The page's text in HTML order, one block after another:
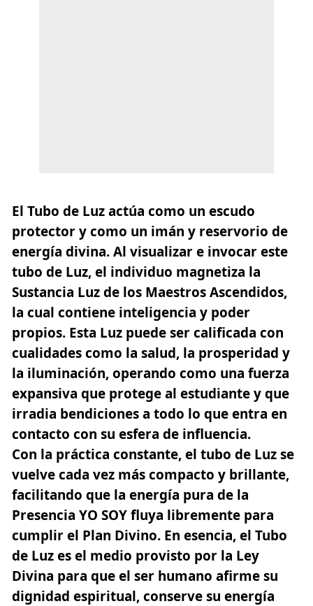
El Tubo de Luz actúa como un escudo
protector y como un imán y reservorio de
energía divina. Al visualizar e invocar este
tubo de Luz, el individuo magnetiza la
Sustancia Luz de los Maestros Ascendidos,
la cual contiene inteligencia y poder
propios. Esta Luz puede ser calificada con
cualidades como la salud, la prosperidad y
la iluminación, operando como una fuerza
expansiva que protege al estudiante y que
irradia bendiciones a todo lo que entra en
contacto con su esfera de influencia.
Con la práctica constante, el tubo de Luz se
vuelve cada vez más compacto y brillante,
facilitando que la energía pura de la
Presencia YO SOY fluya libremente para
cumplir el Plan Divino. En esencia, el Tubo
de Luz es el medio provisto por la Ley
Divina para que el ser humano afirme su
dignidad espiritual, conserve su energía